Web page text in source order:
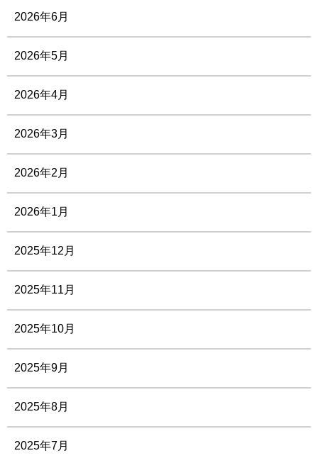
2026年6月
2026年5月
2026年4月
2026年3月
2026年2月
2026年1月
2025年12月
2025年11月
2025年10月
2025年9月
2025年8月
2025年7月